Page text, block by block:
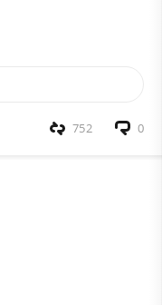
0
752